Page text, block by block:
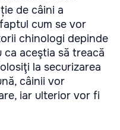
de câini a
cum se vor
chinologi depinde
aceştia să treacă
la securizarea
câinii vor
iar ulterior vor fi